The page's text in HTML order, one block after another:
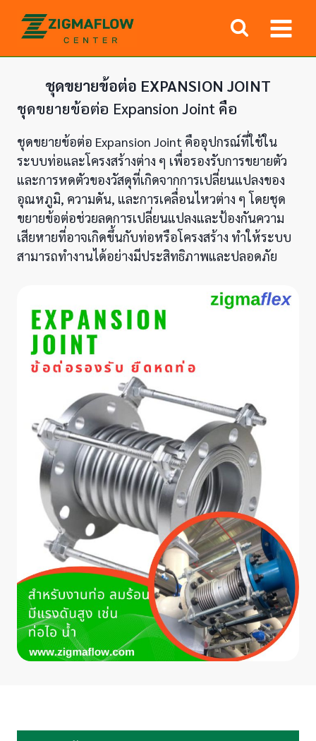
content
ชุดขยายข้อต่อ EXPANSION JOINT
ชุดขยายข้อต่อ Expansion Joint คือ
ชุดขยายข้อต่อ Expansion Joint คืออุปกรณ์ที่ใช้ใน
ระบบท่อและโครงสร้างต่าง ๆ เพื่อรองรับการขยายตัว
และการหดตัวของวัสดุที่เกิดจากการเปลี่ยนแปลงของ
อุณหภูมิ, ความดัน, และการเคลื่อนไหวต่าง ๆ โดยชุด
ขยายข้อต่อช่วยลดการเปลี่ยนแปลงและป้องกันความ
เสียหายที่อาจเกิดขึ้นกับท่อหรือโครงสร้าง ทำให้ระบบ
สามารถทำงานได้อย่างมีประสิทธิภาพและปลอดภัย